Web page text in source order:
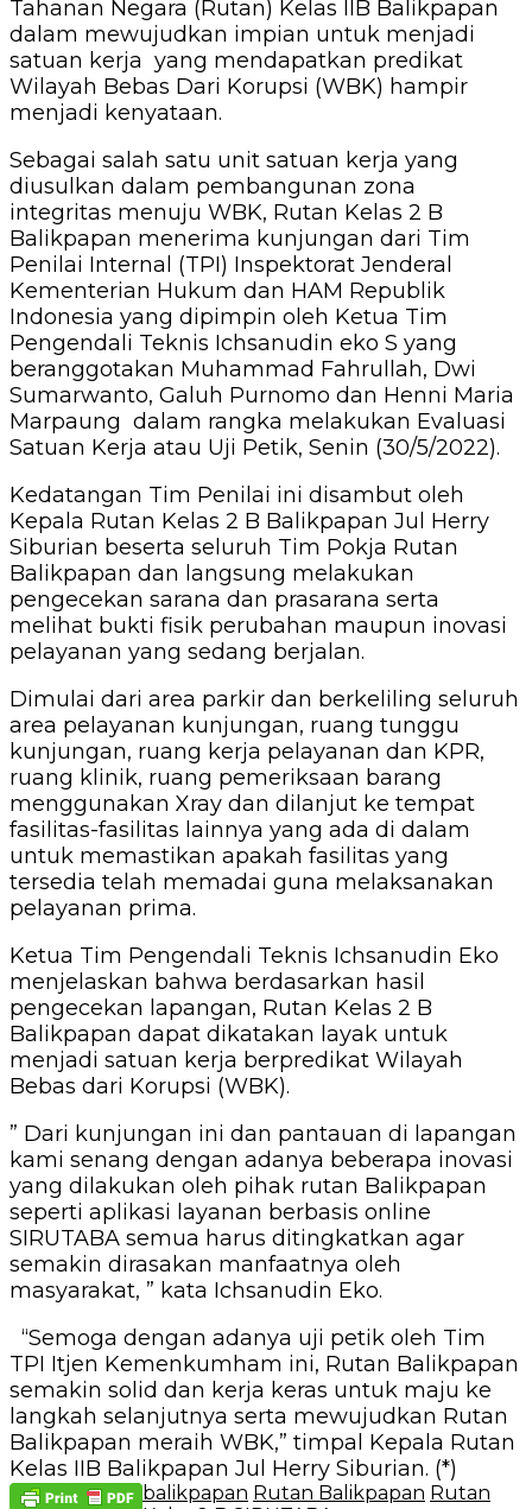
Tahanan Negara (Rutan) Kelas IIB Balikpapan
dalam mewujudkan impian untuk menjadi
satuan kerja yang mendapatkan predikat
Wilayah Bebas Dari Korupsi (WBK) hampir
menjadi kenyataan.
Sebagai salah satu unit satuan kerja yang
diusulkan dalam pembangunan zona
integritas menuju WBK, Rutan Kelas 2 B
Balikpapan menerima kunjungan dari Tim
Penilai Internal (TPI) Inspektorat Jenderal
Kementerian Hukum dan HAM Republik
Indonesia yang dipimpin oleh Ketua Tim
Pengendali Teknis Ichsanudin eko S yang
beranggotakan Muhammad Fahrullah, Dwi
Sumarwanto, Galuh Purnomo dan Henni Maria
Marpaung dalam rangka melakukan Evaluasi
Satuan Kerja atau Uji Petik, Senin (30/5/2022).
Kedatangan Tim Penilai ini disambut oleh
Kepala Rutan Kelas 2 B Balikpapan Jul Herry
Siburian beserta seluruh Tim Pokja Rutan
Balikpapan dan langsung melakukan
pengecekan sarana dan prasarana serta
melihat bukti fisik perubahan maupun inovasi
pelayanan yang sedang berjalan.
Dimulai dari area parkir dan berkeliling seluruh
area pelayanan kunjungan, ruang tunggu
kunjungan, ruang kerja pelayanan dan KPR,
ruang klinik, ruang pemeriksaan barang
menggunakan Xray dan dilanjut ke tempat
fasilitas-fasilitas lainnya yang ada di dalam
untuk memastikan apakah fasilitas yang
tersedia telah memadai guna melaksanakan
pelayanan prima.
Ketua Tim Pengendali Teknis Ichsanudin Eko
menjelaskan bahwa berdasarkan hasil
pengecekan lapangan, Rutan Kelas 2 B
Balikpapan dapat dikatakan layak untuk
menjadi satuan kerja berpredikat Wilayah
Bebas dari Korupsi (WBK).
” Dari kunjungan ini dan pantauan di lapangan
kami senang dengan adanya beberapa inovasi
yang dilakukan oleh pihak rutan Balikpapan
seperti aplikasi layanan berbasis online
SIRUTABA semua harus ditingkatkan agar
semakin dirasakan manfaatnya oleh
masyarakat, ” kata Ichsanudin Eko.
“Semoga dengan adanya uji petik oleh Tim
TPI Itjen Kemenkumham ini, Rutan Balikpapan
semakin solid dan kerja keras untuk maju ke
langkah selanjutnya serta mewujudkan Rutan
Balikpapan meraih WBK,” timpal Kepala Rutan
Kelas IIB Balikpapan Jul Herry Siburian. (*)
balikpapan Rutan Balikpapan Rutan